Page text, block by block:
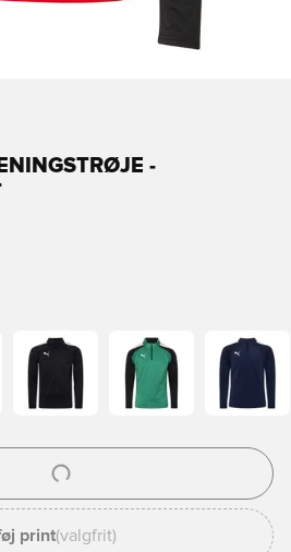
-
ind eller tilmelde dig som medlem
print(valgfrit)